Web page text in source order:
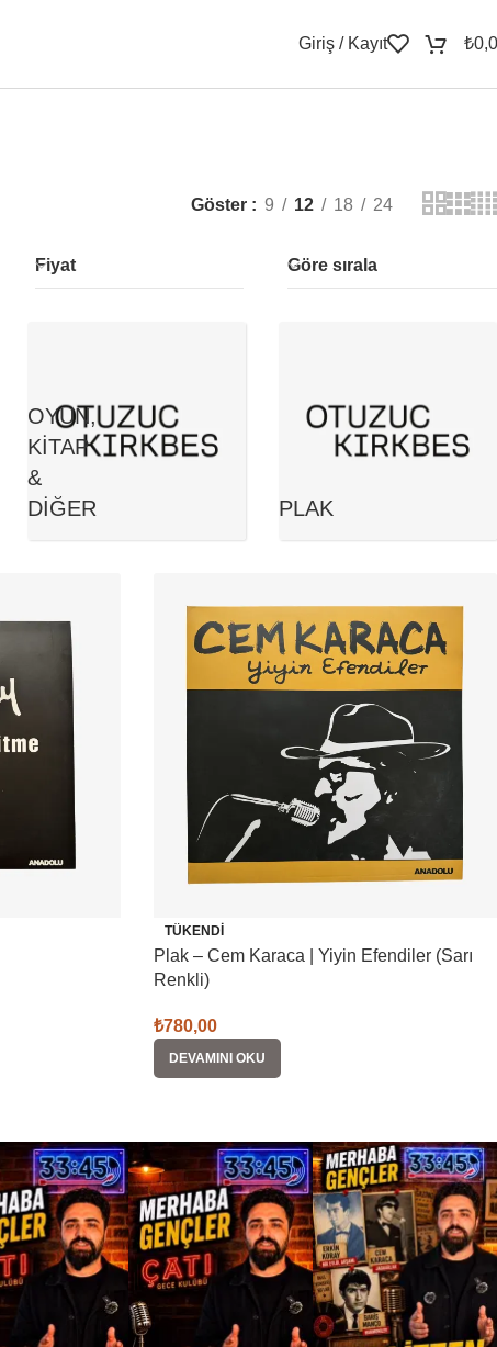
Giriş / Kayıt ₺
Göster 9 12 18 24
Fiyat Göre sırala
OYUN,
KITAP
&
DIĞER
PLAK
TÜKENDI
Plak – Cem Karaca | Yiyin Efendiler (Sarı
Renkli)
₺780,00
DEVAMINI OKU